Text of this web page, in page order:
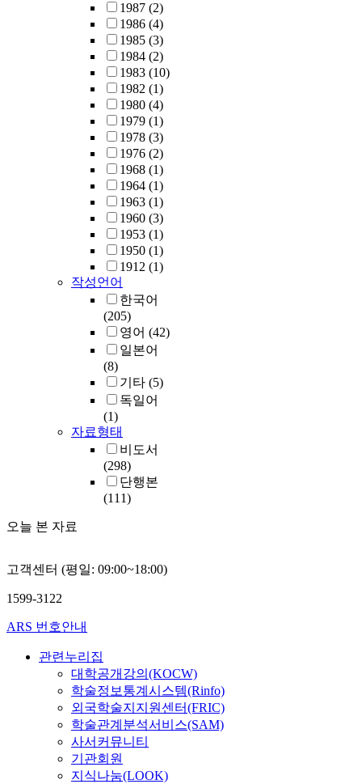
1987 (2)
1986 (4)
1985 (3)
1984 (2)
1983 (10)
1982 (1)
1980 (4)
1979 (1)
1978 (3)
1976 (2)
1968 (1)
1964 (1)
1963 (1)
1960 (3)
1953 (1)
1950 (1)
1912 (1)
작성언어
한국어
(205)
영어 (42)
일본어
(8)
기타 (5)
독일어
(1)
자료형태
비도서
(298)
단행본
(111)
오늘 본 자료
고객센터 (평일: 09:00~18:00)
1599-3122
ARS 번호안내
관련누리집
대학공개강의(KOCW)
학술정보통계시스템(Rinfo)
외국학술지지원센터(FRIC)
학술관계분석서비스(SAM)
사서커뮤니티
기관회원
지식나눔(LOOK)